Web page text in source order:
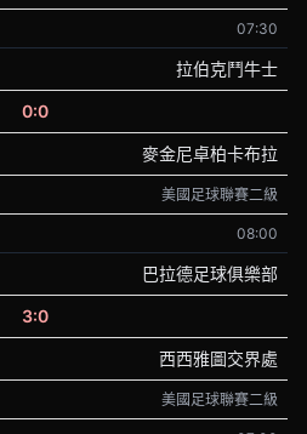
07:30
拉伯克鬥牛士
0:0
麥金尼卓柏卡布拉
美國足球聯賽二級
08:00
巴拉德足球俱樂部
3:0
西西雅圖交界處
美國足球聯賽二級